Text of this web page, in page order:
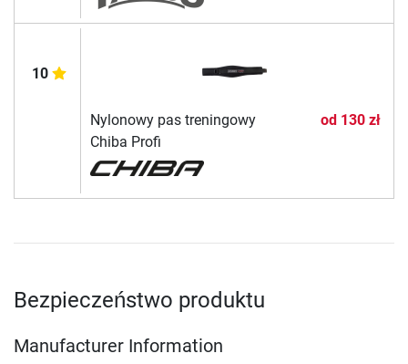
10
Nylonowy pas treningowy
Chiba Profi
od 130 zł
Bezpieczeństwo produktu
Manufacturer Information